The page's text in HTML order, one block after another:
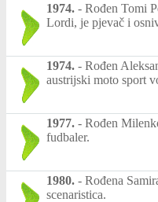
1974. - Rođen Tomi
Lordi, je pjevač i
1974. - Rođen
austrijski moto sport
1977. - Rođen
fudbaler.
1980. - Rođena
scenaristica.